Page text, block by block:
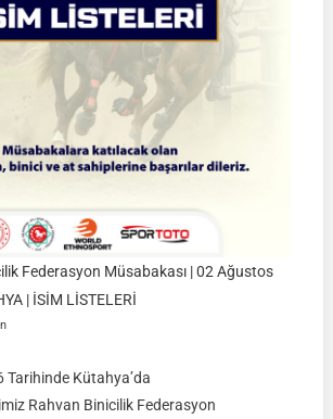
08-
09
2026
İSTANBUL
Federasyon Müsabakası | 02 Ağustos
| İSİM LİSTELERİ
Kütahya’da
Rahvan Binicilik Federasyon